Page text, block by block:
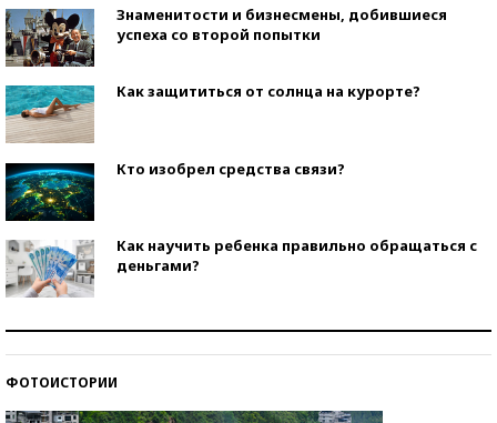
Знаменитости и бизнесмены, добившиеся
успеха со второй попытки
Как защититься от солнца на курорте?
Кто изобрел средства связи?
Как научить ребенка правильно обращаться с
деньгами?
ФОТОИСТОРИИ